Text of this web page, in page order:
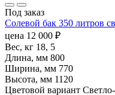
Под заказ
Солевой бак 350 литров
цена 12 000 ₽
Вес, кг 18, 5
Длина, мм 800
Ширина, мм 770
Высота, мм 1120
Цветовой вариант